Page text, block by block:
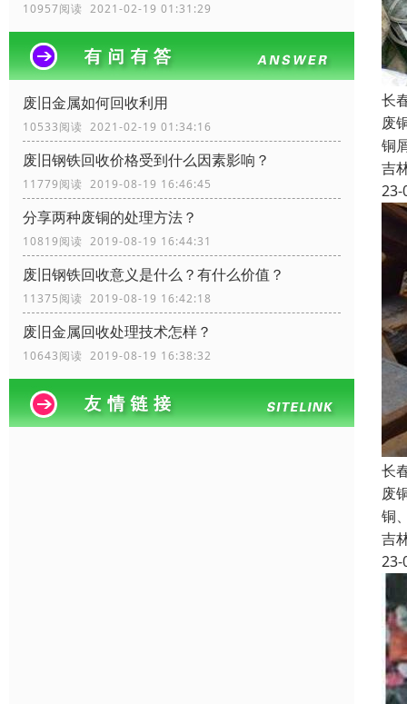
10957阅读 2021-02-19 01:31:29
废旧金属如何回收利用
10533阅读 2021-02-19 01:34:16
废旧钢铁回收价格受到什么因素影响？
11779阅读 2019-08-19 16:46:45
分享两种废铜的处理方法？
10819阅读 2019-08-19 16:44:31
废旧钢铁回收​意义是什么？有什么价值？
11375阅读 2019-08-19 16:42:18
废旧金属回收处理技术怎样？
10643阅读 2019-08-19 16:38:32
长
废
铜
吉
23-
长
废
铜
吉
23-